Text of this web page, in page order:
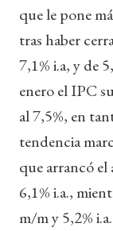
que le pone
tras haber
7,1% i.a, y de
enero el IPC
al 7,5%, en
tendencia
que arrancó el
6,1% i.a.,
m/m y 5,2%